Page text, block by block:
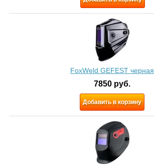
FoxWeld GEFEST черная
7850 руб.
Добавить в корзину